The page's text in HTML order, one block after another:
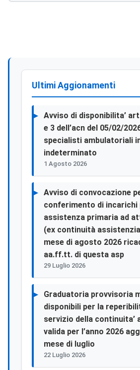
Ultimi Aggionamenti
Avviso di disponibilita’
e 3 dell’acn del 05/02/
specialisti ambulatoriali
indeterminato
1 Agosto 2026
Avviso di convocazione
conferimento di incarichi
assistenza primaria ad
(ex continuità
mese di agosto 2026
aa.ff.tt. di questa asp
29 Luglio 2026
Graduatoria provvisoria
disponibili per la
servizio della continuita’
valida per l’anno 2026
mese di luglio
22 Luglio 2026